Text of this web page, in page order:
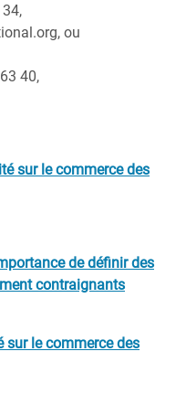
ou
40,
sur le commerce des
de définir des
contraignants
sur le commerce des